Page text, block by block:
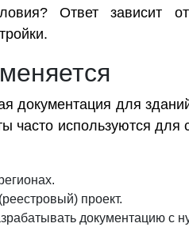
Ответ зависит
документация для
часто используются для
проект.
документацию с